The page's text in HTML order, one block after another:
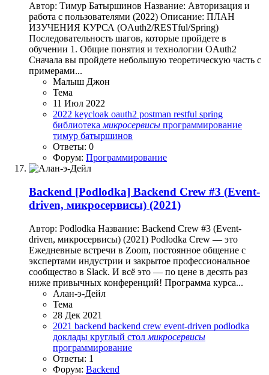
Автор: Тимур Батыршинов Название: Авторизация и
работа с пользователями (2022) Описание: ПЛАН
ИЗУЧЕНИЯ КУРСА (OAuth2/RESTful/Spring)
Последовательность шагов, которые пройдете в
обучении 1. Общие понятия и технологии OAuth2
Сначала вы пройдете небольшую теоретическую часть с
примерами...
Малыш Джон
Тема
11 Июл 2022
2022 keycloak oauth2 postman restful spring
библиотека микросервисы программирование
тимур батыршинов
Ответы: 0
Форум: Программирование
Backend [Podlodka] Backend Crew #3 (Event-
driven, микросервисы) (2021)
Автор: Podlodka Название: Backend Crew #3 (Event-
driven, микросервисы) (2021) Podlodka Crew — это
Ежедневные встречи в Zoom, постоянное общение с
экспертами индустрии и закрытое профессиональное
сообщество в Slack. И всё это — по цене в десять раз
ниже привычных конференций! Программа курса...
Алан-э-Дейл
Тема
28 Дек 2021
2021 backend backend crew event-driven podlodka
доклады круглый стол микросервисы
программирование
Ответы: 1
Форум: Backend